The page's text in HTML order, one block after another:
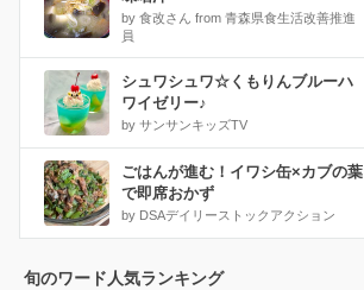
by 食改さん from 青森県食生活改善推進
員
シュワシュワ☆くもりんブルーハ
ワイゼリー♪
by サンサンキッズTV
ごはんが進む！イワシ缶×カブの葉
で即席おかず
by DSAデイリーストックアクション
旬のワード人気ランキング